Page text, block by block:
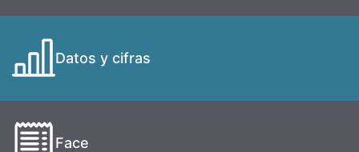
Datos y cifras
Face